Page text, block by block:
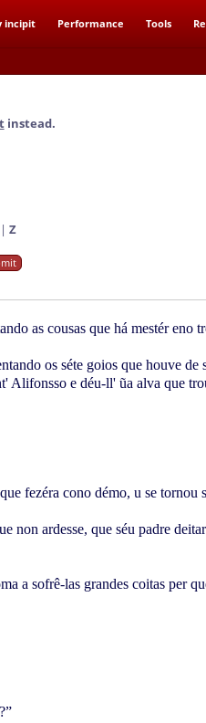
incipit Performance Tools
instead.
Z
as cousas que há mestér eno
os séte goios que houve de
Alifonsso e déu-ll' ũa alva que
fezéra cono démo, u se tornou
non ardesse, que séu padre
a sofrê-las grandes coitas per